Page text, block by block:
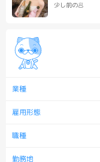
少し前の🥟
業種
雇用形態
職種
勤務地